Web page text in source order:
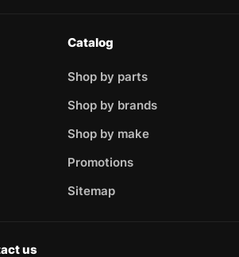
Catalog
Shop by parts
Shop by brands
Shop by make
Promotions
Sitemap
us